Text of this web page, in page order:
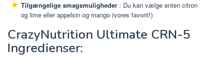
Tilgængelige smagsmuligheder : Du kan vælge enten citron
og lime eller appelsin og mango (vores favorit!)
CrazyNutrition Ultimate CRN-5
Ingredienser: